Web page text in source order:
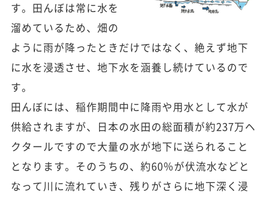
す。田んぼは常に水を
溜めているため、畑の
ように雨が降ったときだけではなく、絶えず地下
に水を浸透させ、地下水を涵養し続けているので
す。
田んぼには、稲作期間中に降雨や用水として水が
供給されますが、日本の水田の総面積が約237万ヘ
クタールですので大量の水が地下に送られること
となります。そのうちの、約60％が伏流水などと
なって川に流れていき、残りがさらに地下深く浸